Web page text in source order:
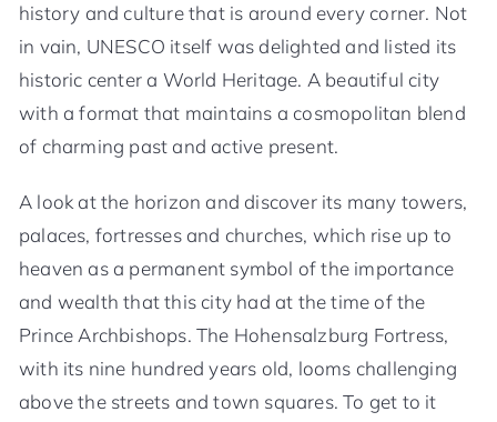
history and culture that is around every corner. Not
in vain, UNESCO itself was delighted and listed its
historic center a World Heritage. A beautiful city
with a format that maintains a cosmopolitan blend
of charming past and active present.
A look at the horizon and discover its many towers,
palaces, fortresses and churches, which rise up to
heaven as a permanent symbol of the importance
and wealth that this city had at the time of the
Prince Archbishops. The Hohensalzburg Fortress,
with its nine hundred years old, looms challenging
above the streets and town squares. To get to it